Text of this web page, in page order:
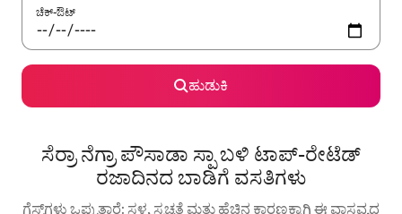
ಚೆಕ್-ಔಟ್
ಹುಡುಕಿ
ಸೆರ್ರಾ ನೆಗ್ರಾ ಪೌಸಾಡಾ ಸ್ಪಾ ಬಳಿ ಟಾಪ್-ರೇಟೆಡ್
ರಜಾದಿನದ ಬಾಡಿಗೆ ವಸತಿಗಳು
ಗೆಸ್ಟ್‌ಗಳು ಒಪ್ಪುತ್ತಾರೆ: ಸ್ಥಳ, ಸ್ವಚ್ಛತೆ ಮತ್ತು ಹೆಚ್ಚಿನ ಕಾರಣಕ್ಕಾಗಿ ಈ ವಾಸ್ತವ್ಯದ